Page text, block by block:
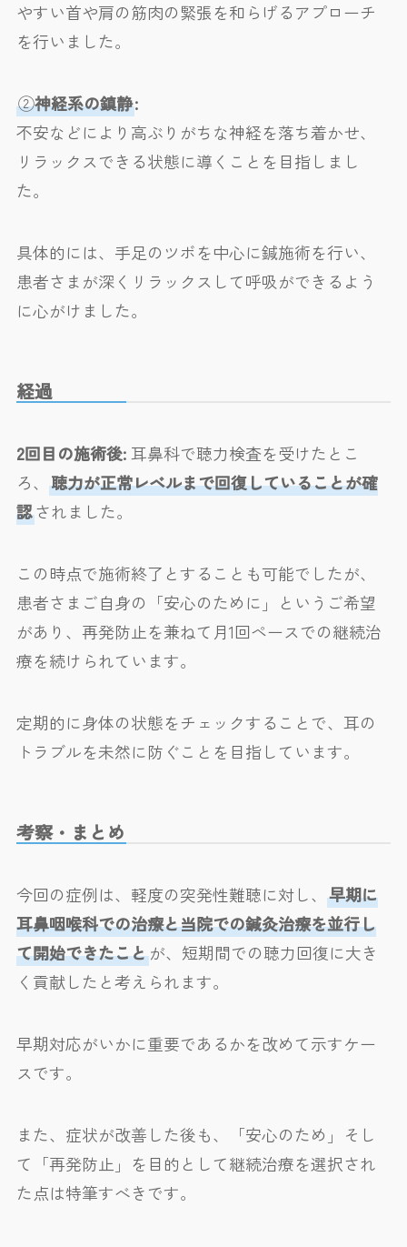
やすい首や肩の筋肉の緊張を和らげるアプローチ
を行いました。
②神経系の鎮静:
不安などにより高ぶりがちな神経を落ち着かせ、
リラックスできる状態に導くことを目指しまし
た。
具体的には、手足のツボを中心に鍼施術を行い、
患者さまが深くリラックスして呼吸ができるよう
に心がけました。
経過
2回目の施術後:耳鼻科で聴力検査を受けたとこ
ろ、 聴力が正常レベルまで回復していることが確
認されました。
この時点で施術終了とすることも可能でしたが、
患者さまご自身の「安心のために」というご希望
があり、再発防止を兼ねて月1回ペースでの継続治
療を続けられています。
定期的に身体の状態をチェックすることで、耳の
トラブルを未然に防ぐことを目指しています。
考察・まとめ
今回の症例は、軽度の突発性難聴に対し、 早期に
耳鼻咽喉科での治療と当院での鍼灸治療を並行し
て開始できたことが、短期間での聴力回復に大き
く貢献したと考えられます。
早期対応がいかに重要であるかを改めて示すケー
スです。
また、症状が改善した後も、「安心のため」そし
て「再発防止」を目的として継続治療を選択され
た点は特筆すべきです。